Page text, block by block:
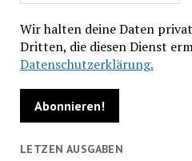
Wir halten deine Daten
Dritten, die diesen Dienst
Datenschutzerklärung.
LETZEN AUSGABEN